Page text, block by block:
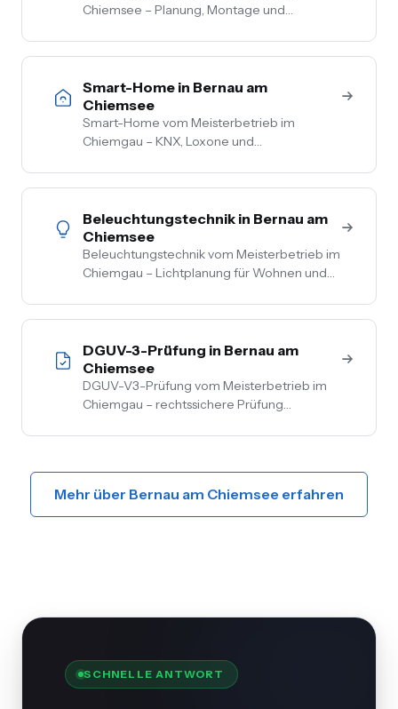
Chiemsee – Planung, Montage und
Vor-Ort-Termin, Nullsteuer auf
Smart-Home in Bernau am
Chiemsee
Smart-Home vom Meisterbetrieb im
Chiemgau – KNX, Loxone und
Licht, Heizung, Beschattung und Sicherheit
Beleuchtungstechnik in Bernau am
Chiemsee
Beleuchtungstechnik vom Meisterbetrieb im
Chiemgau – Lichtplanung für Wohnen und
Akzentbeleuchtung. Auch mit Smart-
DGUV-3-Prüfung in Bernau am
Chiemsee
DGUV-V3-Prüfung vom Meisterbetrieb im
Chiemgau – rechtssichere Prüfung
Inkl. Mängelbehebung, digitale
Mehr über Bernau am Chiemsee erfahren
SCHNELLE ANTWORT